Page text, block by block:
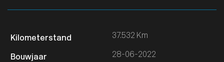
37.532 Km
28-06-2022